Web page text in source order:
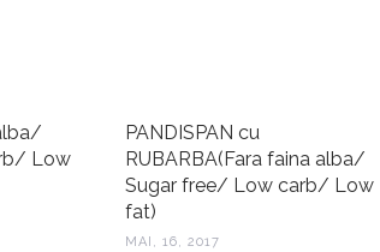
Low
PANDISPAN cu
RUBARBA(Fara faina alba/
Sugar free/ Low carb/ Low
fat)
MAI, 16, 2017